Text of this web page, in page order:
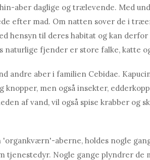
aber daglige og trælevende. Med
efter mad. Om natten sover de i
hensyn til deres habitat og kan derfor
naturlige fjender er store falke, katte
andre aber i familien Cebidae.
knopper, men også insekter,
af ​​vand, vil også spise krabber og
aberne, holdes nogle
tjenestedyr. Nogle gange plyndrer de